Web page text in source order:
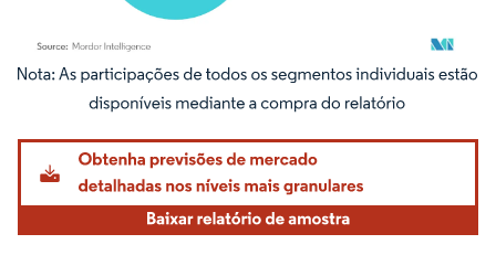
Imagem © Mordor Intelligence. O reuso requer atribuição conforme CC BY 4.0.